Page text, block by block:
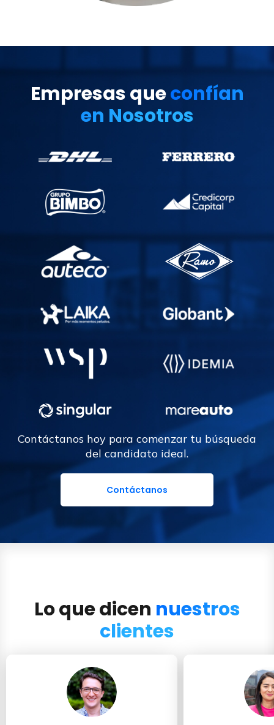
Empresas queconfían
en Nosotros
Contáctanos hoy para comenzar tu búsqueda
del candidato ideal.
Contáctanos
Lo que dicen nuestros
clientes